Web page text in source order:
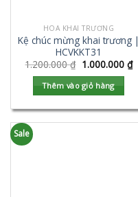
HOA KHAI TRƯƠNG
Kệ chúc mừng khai trương |
HCVKKT31
1.200.000₫ 1.000.000 ₫
Thêm vào giỏ hàng
Sale